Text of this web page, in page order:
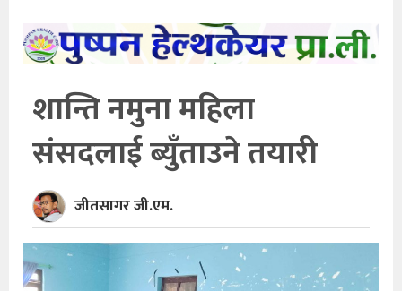
शान्ति नमुना महिला
संसदलाई ब्युँताउने तयारी
जीतसागर जी.एम.